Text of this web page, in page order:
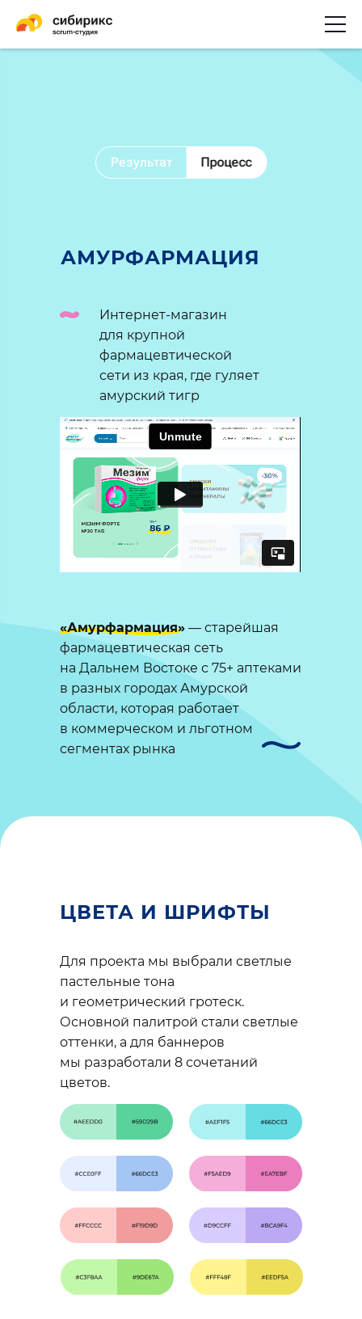
Результат Процесс
АМУРФАРМАЦИЯ
Интернет-магазин
для крупной
фармацевтической
сети из края, где гуляет
амурский тигр
«Амурфармация» — старейшая
фармацевтическая сеть
на Дальнем Востоке с 75+ аптеками
в разных городах Амурской
области, которая работает
в коммерческом и льготном
сегментах рынка
ЦВЕТА И ШРИФТЫ
Для проекта мы выбрали светлые
пастельные тона
и геометрический гротеск.
Основной палитрой стали светлые
оттенки, а для баннеров
мы разработали 8 сочетаний
цветов.